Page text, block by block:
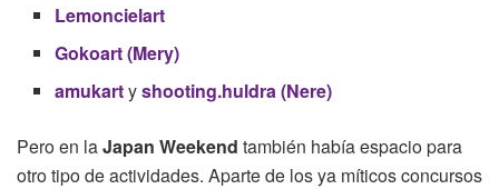
Lemoncielart
Gokoart (Mery)
amukartyshooting.huldra (Nere)
Pero en laJapan Weekend también había espacio para
otro tipo de actividades. Aparte de los ya míticos concursos